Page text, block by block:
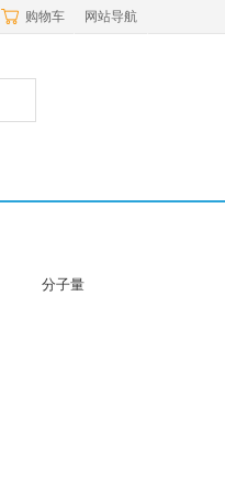
购物车 网站导航
分子量